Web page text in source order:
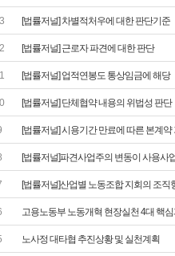
[법률저널] 차별적처우에 대한 판단기준
[법률저널] 근로자 파견에 대한 판단
[법률저널] 업적연봉도 통상임금에 해당
[법률저널] 단체협약 내용의 위법성 판단
[법률저널] 시용기간 만료에 따른 본계
[법률저널]파견사업주의 변동이 사용사
[법률저널]산업별 노동조합 지회의 조직
고용노동부 노동개혁 현장실천 4대 핵
노사정 대타협 추진상황 및 실천계획